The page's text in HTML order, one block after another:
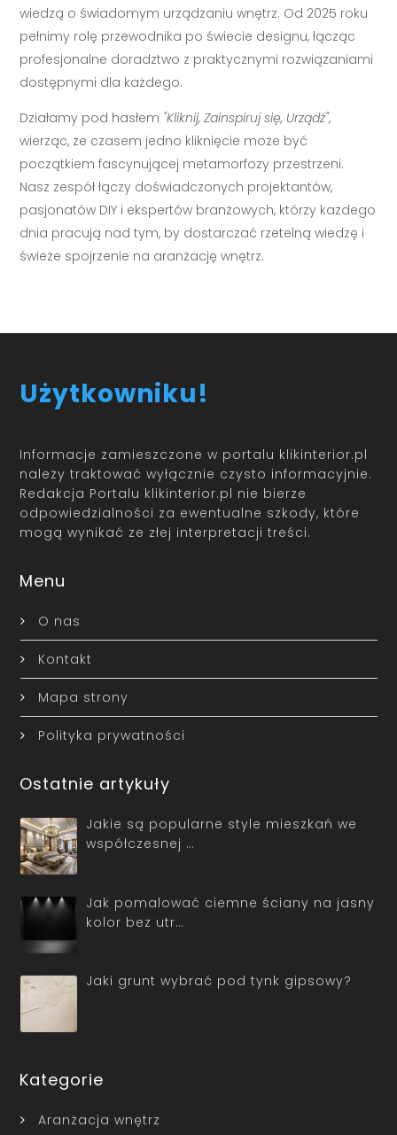
wiedzą o świadomym urządzaniu wnętrz. Od 2025 roku
pełnimy rolę przewodnika po świecie designu, łącząc
profesjonalne doradztwo z praktycznymi rozwiązaniami
dostępnymi dla każdego.
Działamy pod hasłem "Kliknij, Zainspiruj się, Urządź",
wierząc, że czasem jedno kliknięcie może być
początkiem fascynującej metamorfozy przestrzeni.
Nasz zespół łączy doświadczonych projektantów,
pasjonatów DIY i ekspertów branżowych, którzy każdego
dnia pracują nad tym, by dostarczać rzetelną wiedzę i
świeże spojrzenie na aranżację wnętrz.
Użytkowniku!
Informacje zamieszczone w portalu klikinterior.pl
należy traktować wyłącznie czysto informacyjnie.
Redakcja Portalu klikinterior.pl nie bierze
odpowiedzialności za ewentualne szkody, które
mogą wynikać ze złej interpretacji treści.
Menu
O nas
Kontakt
Mapa strony
Polityka prywatności
Ostatnie artykuły
Jakie są popularne style mieszkań we
współczesnej …
Jak pomalować ciemne ściany na jasny
kolor bez utr…
Jaki grunt wybrać pod tynk gipsowy?
Kategorie
Aranżacja wnętrz